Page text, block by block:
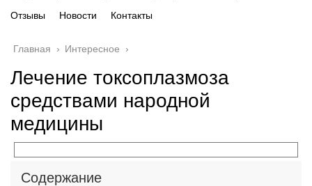
Отзывы
Новости Контакты
Главная › Интересное ›
Лечение токсоплазмоза
средствами народной
медицины
Содержание